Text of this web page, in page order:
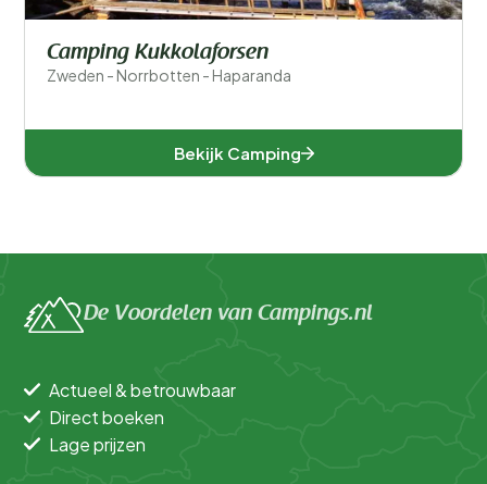
Camping Kukkolaforsen
Zweden - Norrbotten - Haparanda
Bekijk Camping
De Voordelen van Campings.nl
Actueel & betrouwbaar
Direct boeken
Lage prijzen